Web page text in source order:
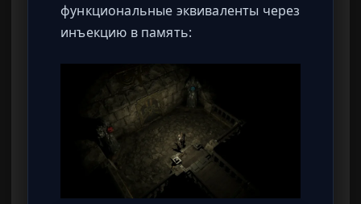
функциональные эквиваленты через
инъекцию в память: